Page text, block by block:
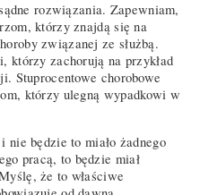
rozwiązania. Zapewniam,
którzy znajdą się na
związanej ze służbą.
którzy zachorują na przykład
Stuprocentowe chorobowe
którzy ulegną wypadkowi w
będzie to miało żadnego
pracą, to będzie miał
że to właściwe